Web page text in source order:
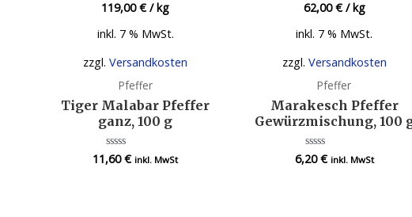
119,00€/kg
inkl. 7 % MwSt.
zzgl.Versandkosten
Pfeffer
Tiger Malabar Pfeffer
ganz, 100 g
Bewertet
mit
11,60€ inkl. MwSt
62,00€/kg
inkl. 7 % MwSt.
zzgl. Versandkosten
Pfeffer
Marakesch Pfeffer
Gewürzmischung, 100
Bewertet
6,20€ inkl. MwSt